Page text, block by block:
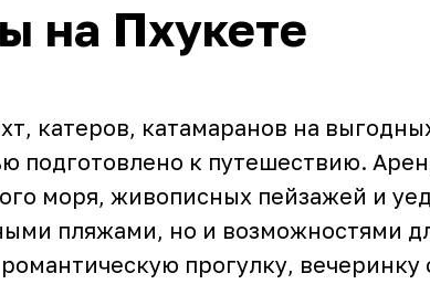
на Пхукете
катеров, катамаранов на
подготовлено к путешествию.
моря, живописных пейзажей и
пляжами, но и возможностями
прогулку, вечеринку